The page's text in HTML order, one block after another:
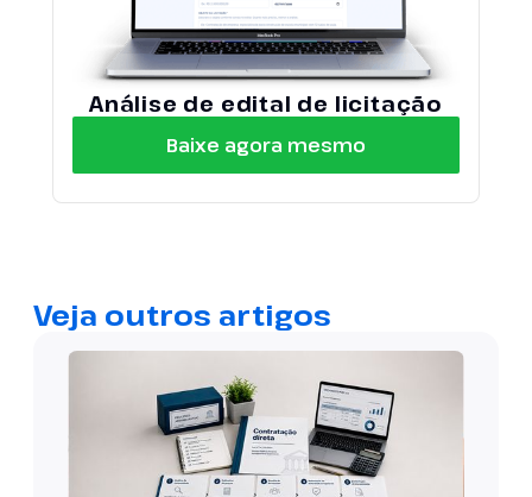
Análise de edital de licitação
Baixe agora mesmo
Veja outros artigos